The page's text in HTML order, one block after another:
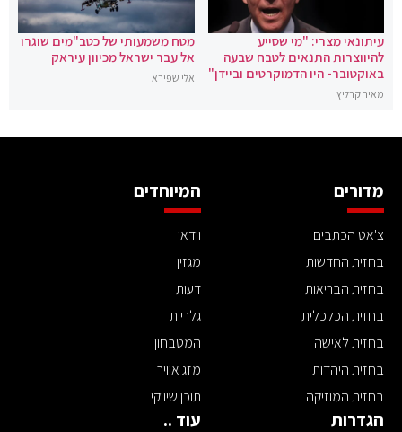
עיתונאי מצרי: "מי שסייע
להיווצרות התנאים לטבח שבעה
באוקטובר- היו הדמוקרטים וביידן"
מאיר קרליץ
מטח משמעותי של כטב"מים שוגרו
אל עבר ישראל מכיוון עיראק
אלי שפירא
מדורים
צ'אט הכתבים
בחזית החדשות
בחזית הבריאות
בחזית הכלכלית
בחזית לאישה
בחזית היהדות
בחזית המוזיקה
המיוחדים
וידאו
מגזין
דעות
גלריות
המטבחון
מזג אוויר
תוכן שיווקי
הגדרות עוד ..